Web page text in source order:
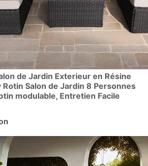
de Jardin Exterieur en Résine
Rotin Salon de Jardin 8 Personnes
modulable, Entretien Facile